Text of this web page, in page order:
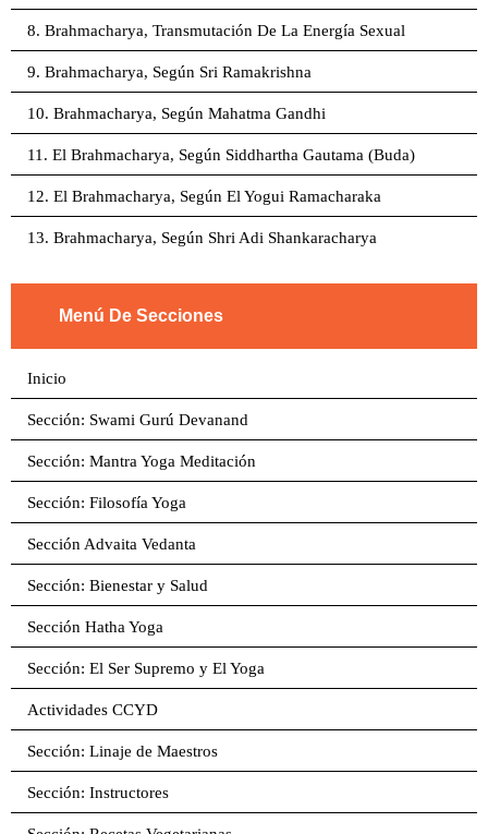
8. Brahmacharya, Transmutación De La Energía Sexual
9. Brahmacharya, Según Sri Ramakrishna
10. Brahmacharya, Según Mahatma Gandhi
11. El Brahmacharya, Según Siddhartha Gautama (Buda)
12. El Brahmacharya, Según El Yogui Ramacharaka
13. Brahmacharya, Según Shri Adi Shankaracharya
Menú De Secciones
Inicio
Sección: Swami Gurú Devanand
Sección: Mantra Yoga Meditación
Sección: Filosofía Yoga
Sección Advaita Vedanta
Sección: Bienestar y Salud
Sección Hatha Yoga
Sección: El Ser Supremo y El Yoga
Actividades CCYD
Sección: Linaje de Maestros
Sección: Instructores